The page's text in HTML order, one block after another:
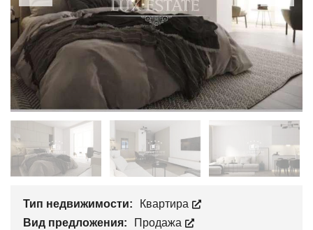
Тип недвижимости:
Квартира
Вид предложения:
Продажа